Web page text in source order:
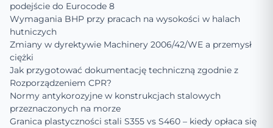
podejście do Eurocode 8
Wymagania BHP przy pracach na wysokości w halach
hutniczych
Zmiany w dyrektywie Machinery 2006/42/WE a przemysł
ciężki
Jak przygotować dokumentację techniczną zgodnie z
Rozporządzeniem CPR?
Normy antykorozyjne w konstrukcjach stalowych
przeznaczonych na morze
Granica plastyczności stali S355 vs S460 – kiedy opłaca się